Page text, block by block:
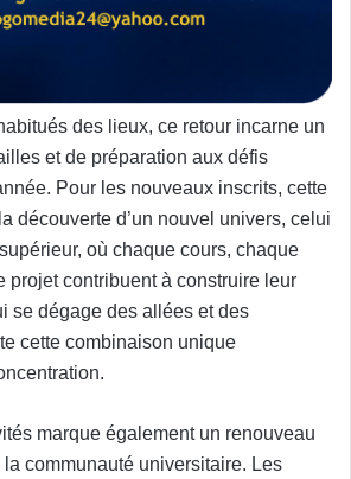
des lieux, ce retour incarne un
et de préparation aux défis
Pour les nouveaux inscrits, cette
découverte d’un nouvel univers, celui
où chaque cours, chaque
projet contribuent à construire leur
se dégage des allées et des
cette combinaison unique
marque également un renouveau
la communauté universitaire. Les